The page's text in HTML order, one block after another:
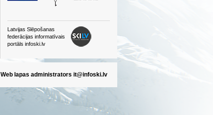
Latvijas Slēpošanas
federācijas informatīvais
portāls infoski.lv
Web lapas administrators it@infoski.lv